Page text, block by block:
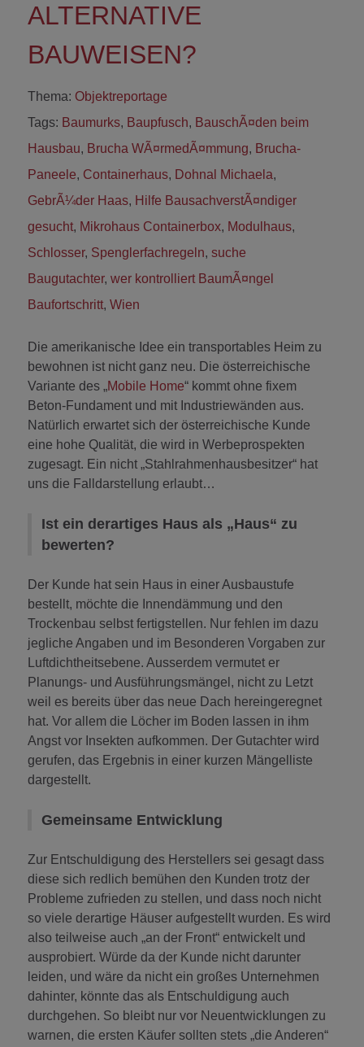
ALTERNATIVE
BAUWEISEN?
Thema: Objektreportage
Tags: Baumurks, Baupfusch, BauschÃ¤den beim
Hausbau, Brucha WÃ¤rmedÃ¤mmung, Brucha-
Paneele, Containerhaus, Dohnal Michaela,
GebrÃ¼der Haas, Hilfe BausachverstÃ¤ndiger
gesucht, Mikrohaus Containerbox, Modulhaus,
Schlosser, Spenglerfachregeln, suche
Baugutachter, wer kontrolliert BaumÃ¤ngel
Baufortschritt, Wien
Die amerikanische Idee ein transportables Heim zu
bewohnen ist nicht ganz neu. Die österreichische
Variante des „Mobile Home“ kommt ohne fixem
Beton-Fundament und mit Industriewänden aus.
Natürlich erwartet sich der österreichische Kunde
eine hohe Qualität, die wird in Werbeprospekten
zugesagt. Ein nicht „Stahlrahmenhausbesitzer“ hat
uns die Falldarstellung erlaubt…
Ist ein derartiges Haus als „Haus“ zu
bewerten?
Der Kunde hat sein Haus in einer Ausbaustufe
bestellt, möchte die Innendämmung und den
Trockenbau selbst fertigstellen. Nur fehlen im dazu
jegliche Angaben und im Besonderen Vorgaben zur
Luftdichtheitsebene. Ausserdem vermutet er
Planungs- und Ausführungsmängel, nicht zu Letzt
weil es bereits über das neue Dach hereingeregnet
hat. Vor allem die Löcher im Boden lassen in ihm
Angst vor Insekten aufkommen. Der Gutachter wird
gerufen, das Ergebnis in einer kurzen Mängelliste
dargestellt.
Gemeinsame Entwicklung
Zur Entschuldigung des Herstellers sei gesagt dass
diese sich redlich bemühen den Kunden trotz der
Probleme zufrieden zu stellen, und dass noch nicht
so viele derartige Häuser aufgestellt wurden. Es wird
also teilweise auch „an der Front“ entwickelt und
ausprobiert. Würde da der Kunde nicht darunter
leiden, und wäre da nicht ein großes Unternehmen
dahinter, könnte das als Entschuldigung auch
durchgehen. So bleibt nur vor Neuentwicklungen zu
warnen, die ersten Käufer sollten stets „die Anderen“